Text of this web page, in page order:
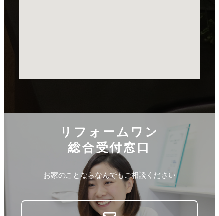
リフォームワン
総合受付窓口
お家のことならなんでもご相談ください